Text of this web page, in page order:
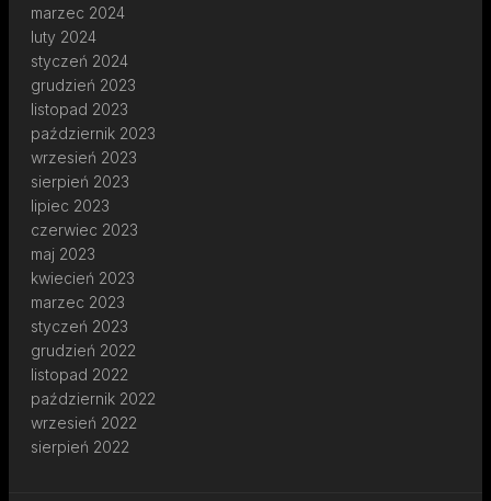
marzec 2024
luty 2024
styczeń 2024
grudzień 2023
listopad 2023
październik 2023
wrzesień 2023
sierpień 2023
lipiec 2023
czerwiec 2023
maj 2023
kwiecień 2023
marzec 2023
styczeń 2023
grudzień 2022
listopad 2022
październik 2022
wrzesień 2022
sierpień 2022